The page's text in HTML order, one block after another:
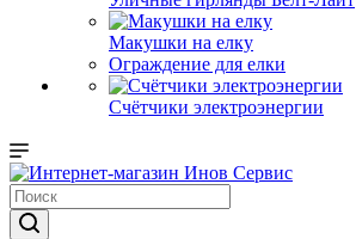
Макушки на елку
Ограждение для елки
Счётчики электроэнергии